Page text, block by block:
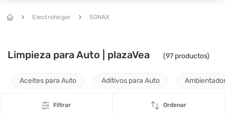
Electrohogar SONAX
Limpieza para Auto | plazaVea (97 productos)
Aceites para Auto Aditivos para Auto
Filtrar Ordenar